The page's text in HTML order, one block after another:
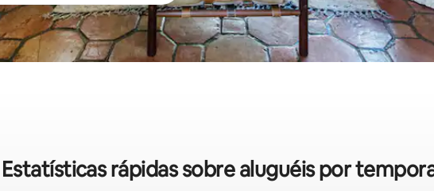
Estatísticas rápidas sobre aluguéis por